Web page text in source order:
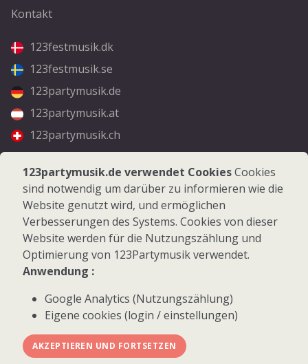
Kontakt
123festmusik.dk
123festmusik.se
123partymusik.de
123partymusik.at
123partymusik.ch
Folgen Sie uns
Facebook
Instagram
© 2026 123Partymusik.de - Alle Rechte vorbehalten
123partymusik.de verwendet CookiesCookies
sind notwendig um darüber zu informieren wie die
Website genutzt wird, und ermöglichen
Verbesserungen des Systems. Cookies von dieser
Website werden für die Nutzungszählung und
Optimierung von 123Partymusik verwendet.
Anwendung :
Google Analytics (Nutzungszählung)
Eigene cookies (login / einstellungen)
AKZEPTIEREN UND FORTSETZEN